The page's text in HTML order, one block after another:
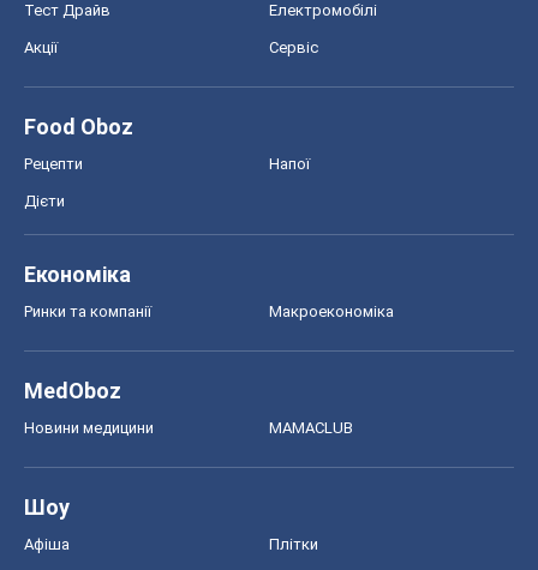
Тест Драйв Електромобілі
Акції Сервіс
Food Oboz
Рецепти Напої
Дієти
Економіка
Ринки та компанії Макроекономіка
MedOboz
Новини медицини MAMACLUB
Шоу
Афіша Плітки